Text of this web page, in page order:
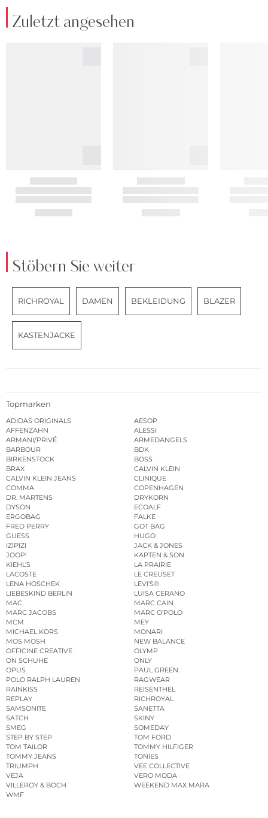
Zuletzt angesehen
Stöbern Sie weiter
RICHROYAL DAMEN BEKLEIDUNG BLAZER
KASTENJACKE
Topmarken
ADIDAS ORIGINALS
AESOP
AFFENZAHN
ALESSI
ARMANI/PRIVÉ
ARMEDANGELS
BARBOUR
BDK
BIRKENSTOCK
BOSS
BRAX
CALVIN KLEIN
CALVIN KLEIN JEANS
CLINIQUE
COMMA
COPENHAGEN
DR. MARTENS
DRYKORN
DYSON
ECOALF
ERGOBAG
FALKE
FRED PERRY
GOT BAG
GUESS
HUGO
IZIPIZI
JACK & JONES
JOOP!
KAPTEN & SON
KIEHL’S
LA PRAIRIE
LACOSTE
LE CREUSET
LENA HOSCHEK
LEVI’S®
LIEBESKIND BERLIN
LUISA CERANO
MAC
MARC CAIN
MARC JACOBS
MARC O’POLO
MCM
MEY
MICHAEL KORS
MONARI
MOS MOSH
NEW BALANCE
OFFICINE CREATIVE
OLYMP
ON SCHUHE
ONLY
OPUS
PAUL GREEN
POLO RALPH LAUREN
RAGWEAR
RAINKISS
REISENTHEL
REPLAY
RICHROYAL
SAMSONITE
SANETTA
SATCH
SKINY
SMEG
SOMEDAY
STEP BY STEP
TOM FORD
TOM TAILOR
TOMMY HILFIGER
TOMMY JEANS
TONIES
TRIUMPH
VEE COLLECTIVE
VEJA
VERO MODA
VILLEROY & BOCH
WEEKEND MAX MARA
WMF